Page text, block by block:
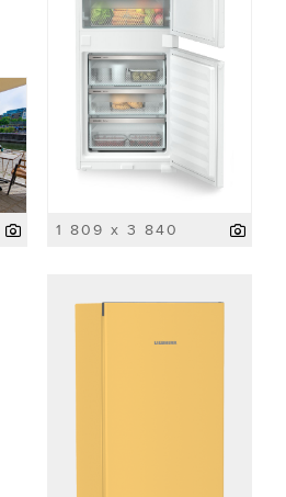
1 809 x 3 840